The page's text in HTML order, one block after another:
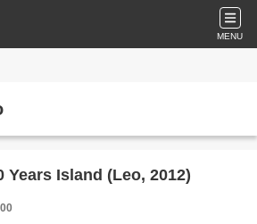
MENU
Years Island (Leo, 2012)